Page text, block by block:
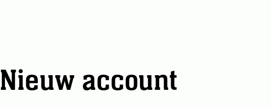
Nieuw account